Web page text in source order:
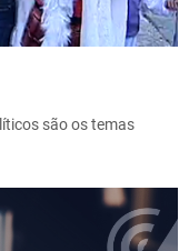
são os temas